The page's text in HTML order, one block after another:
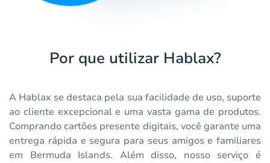
Por que utilizar Hablax?
A Hablax se destaca pela sua facilidade de uso, suporte
ao cliente excepcional e uma vasta gama de produtos.
Comprando cartões presente digitais, você garante uma
entrega rápida e segura para seus amigos e familiares
em Bermuda Islands. Além disso, nosso serviço é